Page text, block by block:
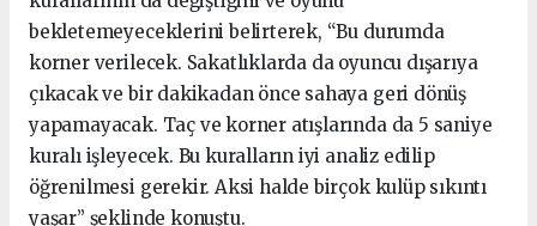
bekletemeyeceklerini belirterek, “Bu durumda
korner verilecek. Sakatlıklarda da oyuncu dışarıya
çıkacak ve bir dakikadan önce sahaya geri dönüş
yapamayacak. Taç ve korner atışlarında da 5 saniye
kuralı işleyecek. Bu kuralların iyi analiz edilip
öğrenilmesi gerekir. Aksi halde birçok kulüp sıkıntı
yaşar” şeklinde konuştu.